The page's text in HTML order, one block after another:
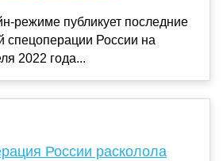
режиме публикует последние
спецоперации России на
2022 года...
России расколола